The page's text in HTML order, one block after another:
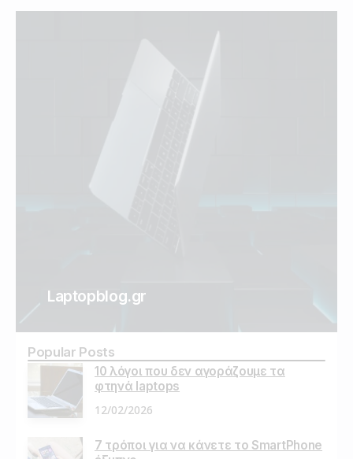
Laptopblog.gr
Popular Posts
10 λόγοι που δεν αγοράζουμε τα
φτηνά laptops
12/02/2026
7 τρόποι για να κάνετε το SmartPhone